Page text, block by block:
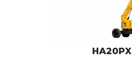
HA20PX